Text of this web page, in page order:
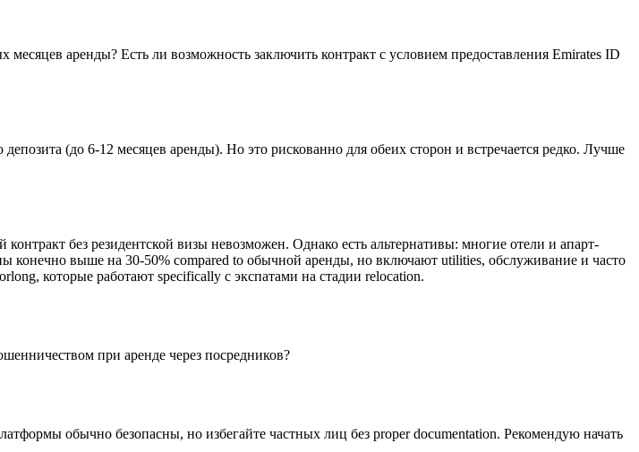
аренды? Есть ли возможность заключить контракт с условием предоставления Emirates ID
(до 6-12 месяцев аренды). Но это рискованно для обеих сторон и встречается редко. Лучше
без резидентской визы невозможен. Однако есть альтернативы: многие отели и апарт-
конечно выше на 30-50% compared to обычной аренды, но включают utilities, обслуживание и часто
которые работают specifically с экспатами на стадии relocation.
при аренде через посредников?
обычно безопасны, но избегайте частных лиц без proper documentation. Рекомендую начать